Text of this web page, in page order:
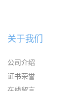
关于我们
公司介绍
证书荣誉